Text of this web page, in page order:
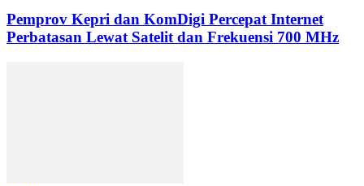
Pemprov Kepri dan KomDigi Percepat Internet
Perbatasan Lewat Satelit dan Frekuensi 700 MHz